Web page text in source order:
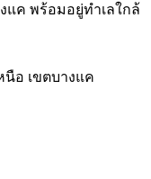
แค พร้อมอยู่ทำเลใกล้
อ เขตบางแค